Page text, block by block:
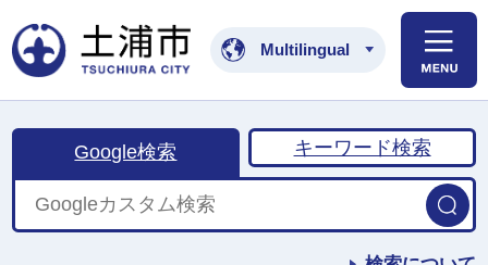
土浦市公式ホームペ
Multilingual
Google検索 キーワード検索